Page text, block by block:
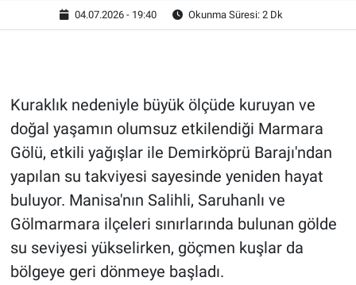
04.07.2026 - 19:40 Okunma Süresi: 2 Dk
Kuraklık nedeniyle büyük ölçüde kuruyan ve
doğal yaşamın olumsuz etkilendiği Marmara
Gölü, etkili yağışlar ile Demirköprü Barajı'ndan
yapılan su takviyesi sayesinde yeniden hayat
buluyor. Manisa'nın Salihli, Saruhanlı ve
Gölmarmara ilçeleri sınırlarında bulunan gölde
su seviyesi yükselirken, göçmen kuşlar da
bölgeye geri dönmeye başladı.
EKONOMİ
ÇEVRE
HABERDE İNSAN
POLİTİKA
MAGAZİN